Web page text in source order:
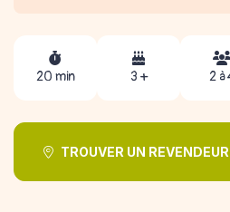
20 min 3 + 2 à
TROUVER UN REVENDEUR